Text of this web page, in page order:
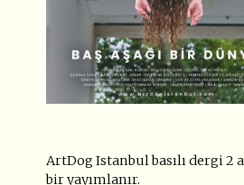
ArtDog Istanbul basılı dergi 2
bir yayımlanır.